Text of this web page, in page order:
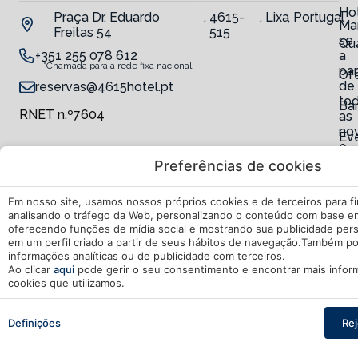
Quem Promoção
Praça Dr. Eduardo
Freitas 54
, 4615-
515
, Lixa, Portugal
+351 255 078 612
*Chamada para a rede fixa nacional
reservas@4615hotel.pt
RNET n.º7604
Bar
se
a
par
de
as
e
Política de privacidade
Preferências de cookies
Em nosso site, usamos nossos próprios cookies e de terceiros para
analisando o tráfego da Web, personalizando o conteúdo com base
oferecendo funções de mídia social e mostrando sua publicidade
em um perfil criado a partir de seus hábitos de navegação.Também
informações analíticas ou de publicidade com terceiros.
Ao clicar aqui pode gerir o seu consentimento e encontrar mais
cookies que utilizamos.
Definições